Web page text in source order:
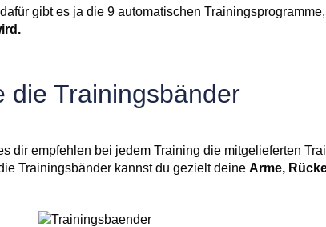
gibt es ja die 9 automatischen
die Trainingsbänder
dir empfehlen bei jedem Training die mitgelieferten
Trainingsbänder kannst du gezielt deine Arme,